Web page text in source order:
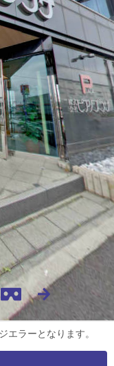
エラーとなります。